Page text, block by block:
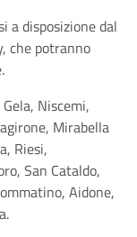
a disposizione dal
che potranno
Gela, Niscemi,
Mirabella
Riesi,
San Cataldo,
Aidone,